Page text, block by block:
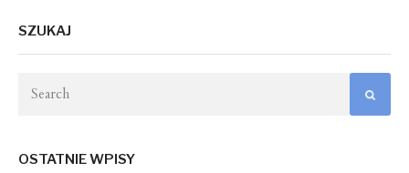
SZUKAJ
OSTATNIE WPISY